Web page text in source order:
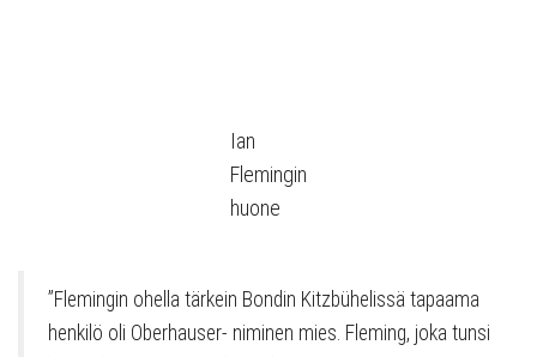
Ian
Flemingin
huone
”Flemingin ohella tärkein Bondin Kitzbühelissä tapaama
henkilö oli Oberhauser- niminen mies. Fleming, joka tunsi